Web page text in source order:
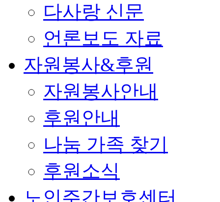
다사랑 신문
언론보도 자료
자원봉사&후원
자원봉사안내
후원안내
나눔 가족 찾기
후원소식
노인주간보호센터